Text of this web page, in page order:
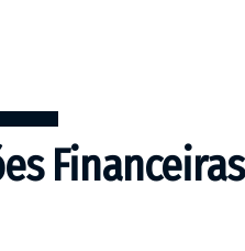
Financeiras